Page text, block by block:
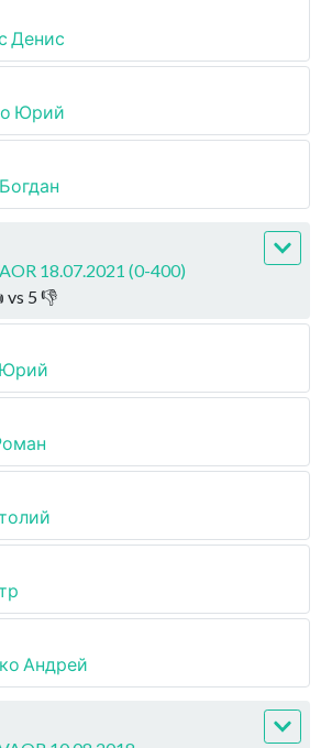
Денис
Юрий
18.07.2021 (0-400)
vs 5 👎
Юрий
Андрей